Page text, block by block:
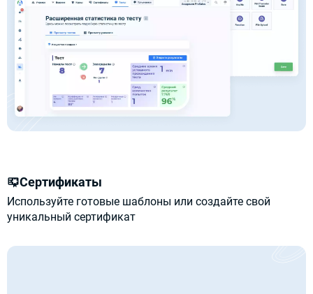
Сертификаты
Используйте готовые шаблоны или создайте свой
уникальный сертификат